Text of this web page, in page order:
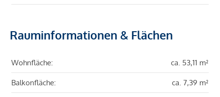
Rauminformationen & Flächen
Wohnfläche: ca. 53,11 m²
Balkonfläche: ca. 7,39 m²